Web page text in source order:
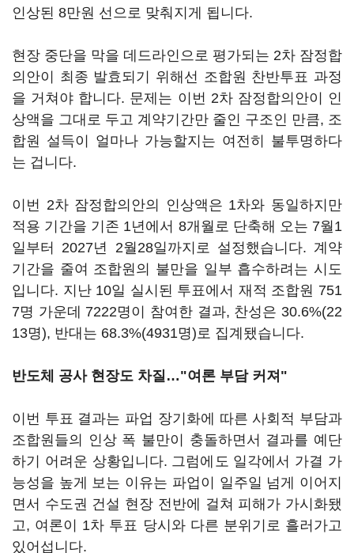
인상된 8만원 선으로 맞춰지게 됩니다.
현장 중단을 막을 데드라인으로 평가되는 2차 잠정합
의안이 최종 발효되기 위해선 조합원 찬반투표 과정
을 거쳐야 합니다. 문제는 이번 2차 잠정합의안이 인
상액을 그대로 두고 계약기간만 줄인 구조인 만큼, 조
합원 설득이 얼마나 가능할지는 여전히 불투명하다
는 겁니다.
이번 2차 잠정합의안의 인상액은 1차와 동일하지만
적용 기간을 기존 1년에서 8개월로 단축해 오는 7월1
일부터 2027년 2월28일까지로 설정했습니다. 계약
기간을 줄여 조합원의 불만을 일부 흡수하려는 시도
입니다. 지난 10일 실시된 투표에서 재적 조합원 751
7명 가운데 7222명이 참여한 결과, 찬성은 30.6%(22
13명), 반대는 68.3%(4931명)로 집계됐습니다.
반도체 공사 현장도 차질…"여론 부담 커져"
이번 투표 결과는 파업 장기화에 따른 사회적 부담과
조합원들의 인상 폭 불만이 충돌하면서 결과를 예단
하기 어려운 상황입니다. 그럼에도 일각에서 가결 가
능성을 높게 보는 이유는 파업이 일주일 넘게 이어지
면서 수도권 건설 현장 전반에 걸쳐 피해가 가시화됐
고, 여론이 1차 투표 당시와 다른 분위기로 흘러가고
있어섭니다.